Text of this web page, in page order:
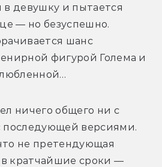
в девушку и пытается
— но безуспешно.
шанс
фигурой Голема и
ничего общего ни с
версиями.
не претендующая
в кратчайшие сроки —